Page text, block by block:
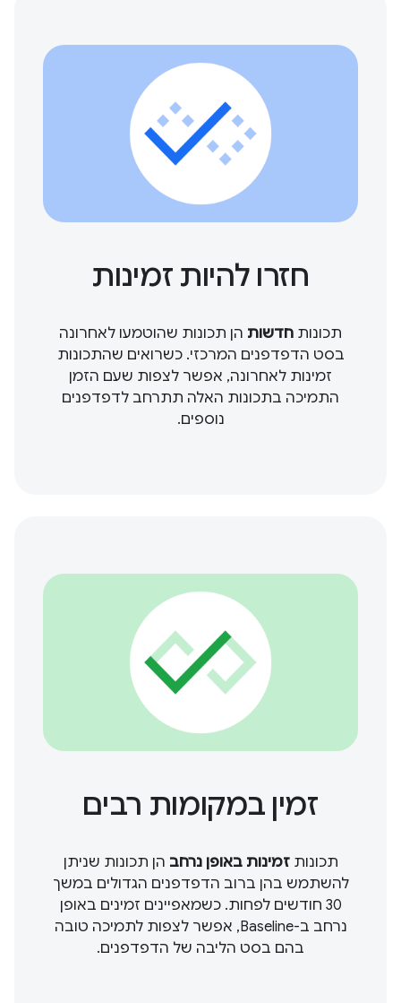
חזרו להיות זמינות
תכונות חדשות הן תכונות שהוטמעו לאחרונה
בסט הדפדפנים המרכזי. כשרואים שהתכונות
זמינות לאחרונה, אפשר לצפות שעם הזמן
התמיכה בתכונות האלה תתרחב לדפדפנים
נוספים.
זמין במקומות רבים
תכונותזמינות באופן נרחב הן תכונות שניתן
להשתמש בהן ברוב הדפדפנים הגדולים במשך
30 חודשים לפחות. כשמאפיינים זמינים באופן
נרחב ב-Baseline, אפשר לצפות לתמיכה טובה
בהם בסט הליבה של הדפדפנים.